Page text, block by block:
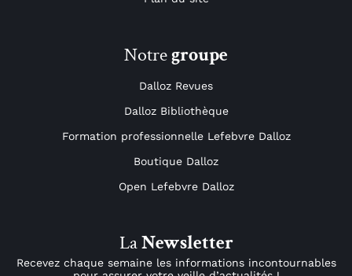
Notregroupe
Dalloz Revues
Dalloz Bibliothèque
Formation professionnelle Lefebvre Dalloz
Boutique Dalloz
Open Lefebvre Dalloz
LaNewsletter
Recevez chaque semaine les informations incontournables